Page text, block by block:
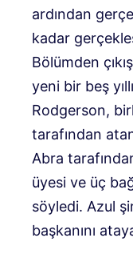
ardından
kadar
Bölümden
yeni bir beş
Rodgerson,
tarafından
Abra
üyesi ve üç
söyledi. Azul
başkanını